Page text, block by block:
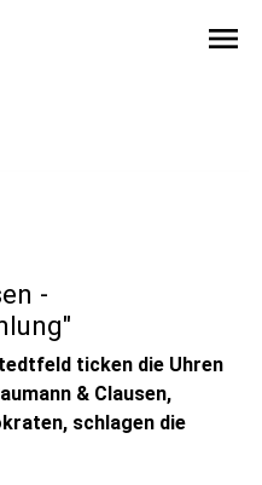
menu
-
ticken die Uhren
& Clausen,
schlagen die